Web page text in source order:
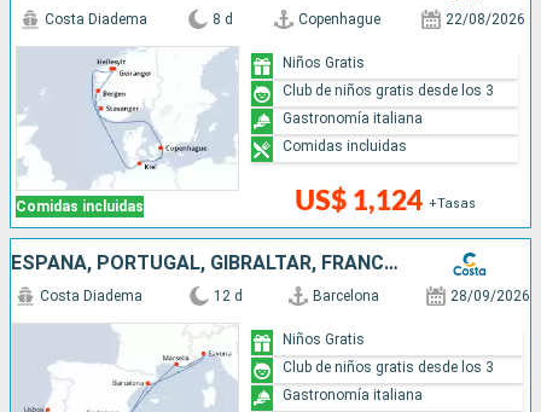
Comidas incluidas
Costa Diadema 8 d Copenhague 22/08/2026
US$ 1,124 +Tasas
Niños Gratis
Club de niños gratis desde los 3
Gastronomía italiana
Comidas incluidas
ESPAÑA, PORTUGAL, GIBRALTAR, FRANCIA, ITALIA
Costa Diadema 12 d Barcelona 28/09/2026
Niños Gratis
Club de niños gratis desde los 3
Gastronomía italiana